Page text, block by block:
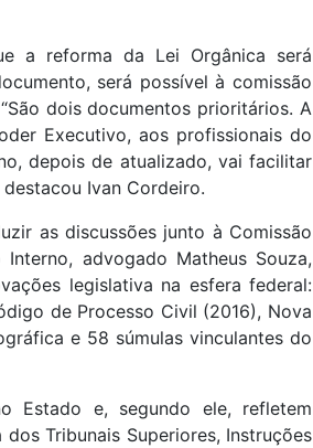
a reforma da Lei Orgânica será
será possível à comissão
dois documentos prioritários. A
Executivo, aos profissionais do
depois de atualizado, vai facilitar
Ivan Cordeiro.
as discussões junto à Comissão
advogado Matheus Souza,
legislativa na esfera federal:
de Processo Civil (2016), Nova
e 58 súmulas vinculantes do
Estado e, segundo ele, refletem
Tribunais Superiores, Instruções